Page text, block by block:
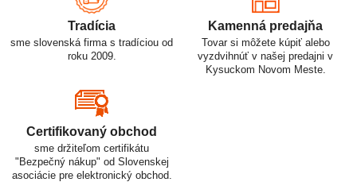
Tradícia
sme slovenská firma s tradíciou od
roku 2009.
Kamenná predajňa
Tovar si môžete kúpiť alebo
vyzdvihnúť v našej predajni v
Kysuckom Novom Meste.
Certifikovaný obchod
sme držiteľom certifikátu
"Bezpečný nákup" od Slovenskej
asociácie pre elektronický obchod.